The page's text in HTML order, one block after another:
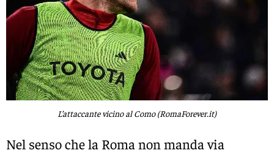
L’attaccante vicino al Como (RomaForever.it)
Nel senso che la Roma non manda via